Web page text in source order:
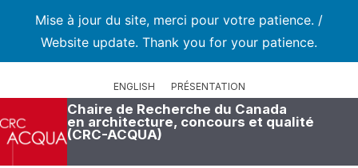
Mise à jour du site, merci pour votre patience. /
Website update. Thank you for your patience.
ENGLISH PRÉSENTATION
Chaire de Recherche du Canada
en architecture, concours et qualité
(CRC-ACQUA)